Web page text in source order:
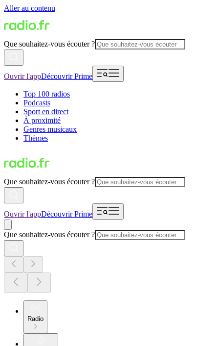
Aller au contenu
Que souhaitez-vous écouter ?
Ouvrir l'appDécouvrir Prime
Top 100 radios
Podcasts
Sport en direct
À proximité
Genres musicaux
Thèmes
Que souhaitez-vous écouter ?
Ouvrir l'appDécouvrir Prime
Que souhaitez-vous écouter ?
Radio